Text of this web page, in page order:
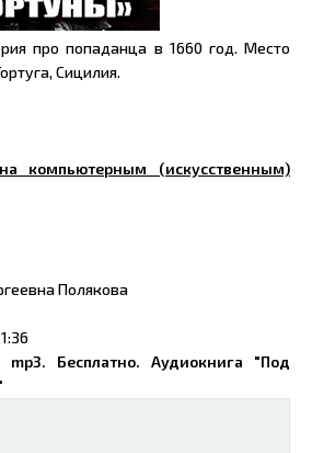
про попаданца в 1660 год. Место
Сицилия.
компьютерным (искусственным)
Полякова
mp3. Бесплатно. Аудиокнига "Под